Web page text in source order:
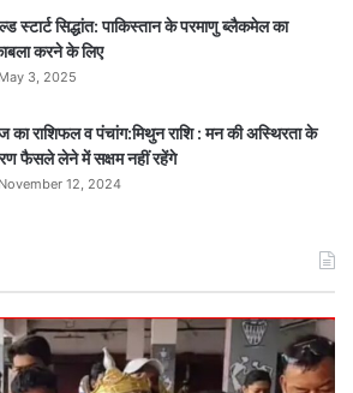
स्टार्ट सिद्धांत: पाकिस्तान के परमाणु ब्लैकमेल का
करने के लिए
May 3, 2025
का राशिफल व पंचांग:मिथुन राशि : मन की अस्थिरता के
फैसले लेने में सक्षम नहीं रहेंगे
November 12, 2024